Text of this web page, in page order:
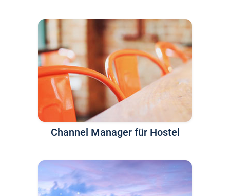
Channel Manager für Hostel